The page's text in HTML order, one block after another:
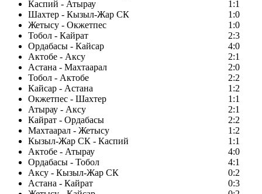
Каспий - Атырау
1:1
Шахтер - Кызыл-Жар СК
1:0
Жетысу - Окжетпес
1:0
Тобол - Кайрат
2:3
Ордабасы - Кайсар
4:0
Актобе - Аксу
2:1
Астана - Махтаарал
2:0
Тобол - Актобе
2:2
Кайсар - Астана
1:2
Окжетпес - Шахтер
1:1
Атырау - Аксу
2:1
Кайрат - Ордабасы
2:2
Махтаарал - Жетысу
1:2
Кызыл-Жар СК - Каспий
1:1
Актобе - Атырау
4:0
Ордабасы - Тобол
4:1
Аксу - Кызыл-Жар СК
0:2
Астана - Кайрат
0:3